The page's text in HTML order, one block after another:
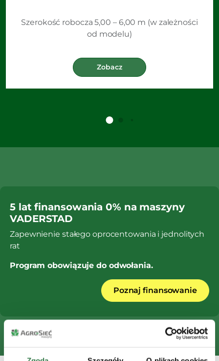
Szerokość robocza 5,00 – 6,00 m (w zależności
od modelu)
Zobacz
5 lat finansowania 0% na maszyny
VADERSTAD
Zapewnienie stałego oprocentowania i jednolitych
rat
Program obowiązuje do odwołania.
Poznaj finansowanie